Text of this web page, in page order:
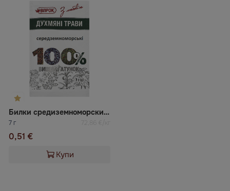
Билки средиземноморски Впрок
7 г 72,86 €/кг
0,51 €
Купи